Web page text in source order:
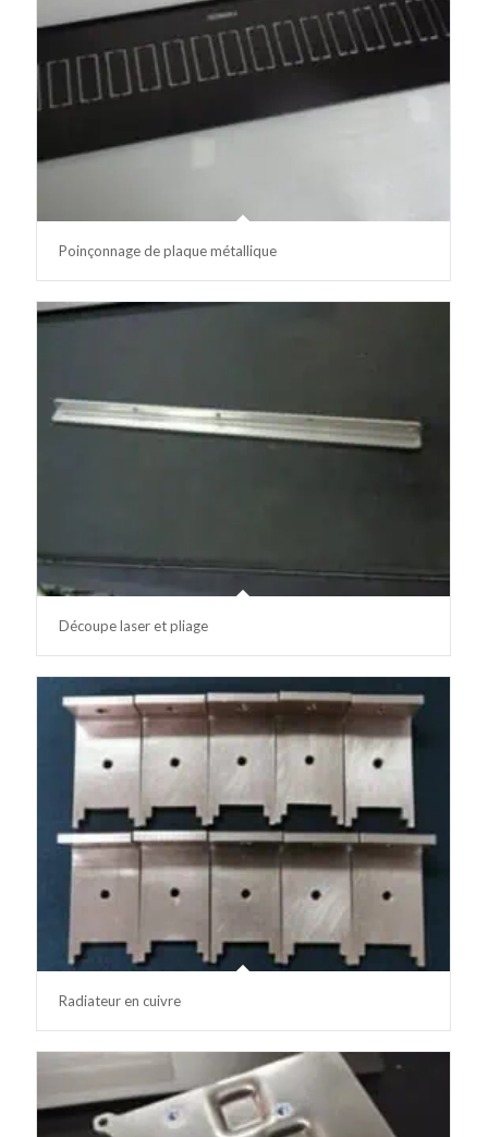
Poinçonnage de plaque métallique
Découpe laser et pliage
Radiateur en cuivre